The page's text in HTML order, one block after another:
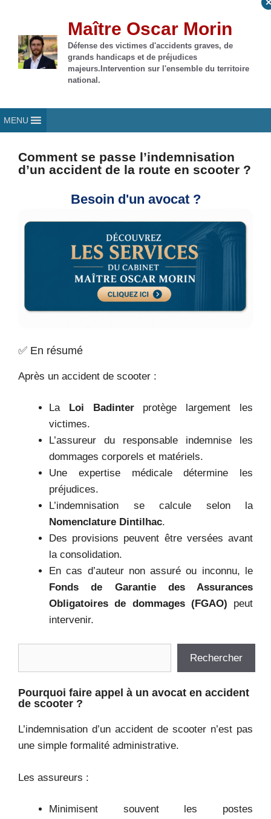
contenu
Maître Oscar Morin
Défense des victimes d'accidents graves, de
grands handicaps et de préjudices
majeurs.Intervention sur l'ensemble du territoire
national.
MENU
Comment se passe l’indemnisation
d’un accident de la route en scooter ?
Besoin d'un avocat ?
✅ En résumé
Après un accident de scooter :
La Loi Badinterprotège largement les
victimes.
L’assureur du responsable indemnise les
dommages corporels et matériels.
Une expertise médicale détermine les
préjudices.
L’indemnisation se calcule selon la
Nomenclature Dintilhac.
Des provisions peuvent être versées avant
la consolidation.
En cas d’auteur non assuré ou inconnu, le
Fonds de Garantie des Assurances
Obligatoires de dommages (FGAO) peut
intervenir.
Rechercher
Pourquoi faire appel à un avocat en accident
de scooter ?
L’indemnisation d’un accident de scooter n’est pas
une simple formalité administrative.
Les assureurs :
Minimisent souvent les postes